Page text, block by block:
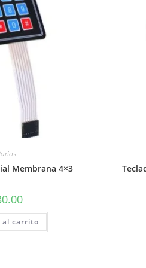
Membrana 4×3
al carrito